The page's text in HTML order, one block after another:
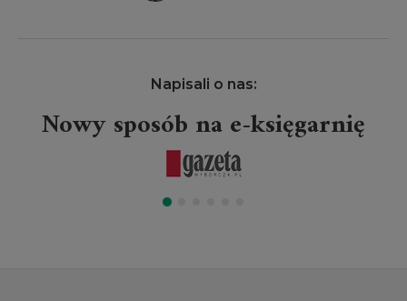
Napisali o nas:
Nowy sposób na e-księgarnię